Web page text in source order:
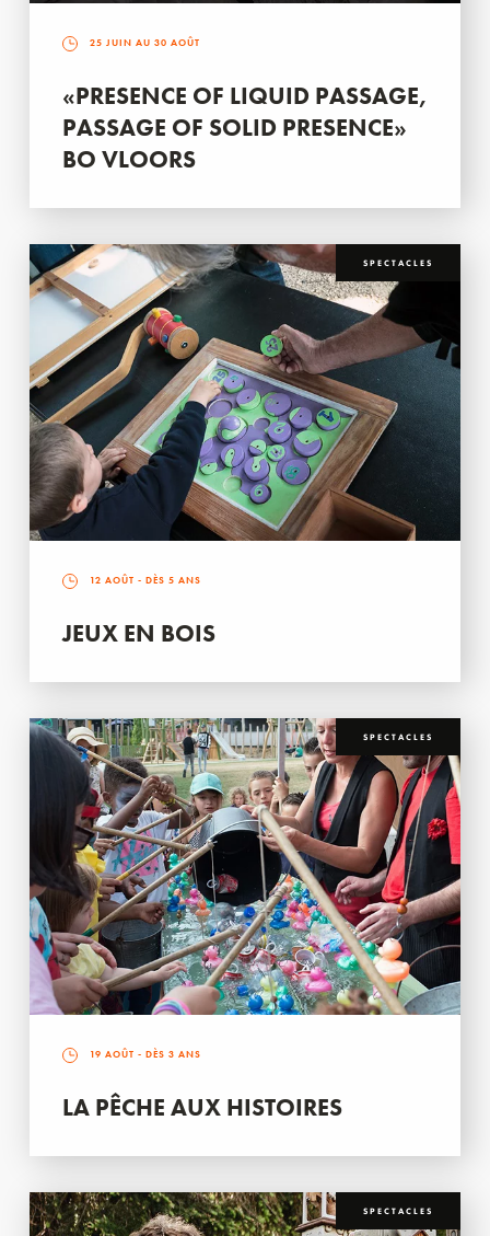
25 JUIN AU 30 AOÛT
«PRESENCE OF LIQUID PASSAGE,
PASSAGE OF SOLID PRESENCE»
BO VLOORS
SPECTACLES
12 AOÛT - DÈS 5 ANS
JEUX EN BOIS
SPECTACLES
19 AOÛT - DÈS 3 ANS
LA PÊCHE AUX HISTOIRES
SPECTACLES